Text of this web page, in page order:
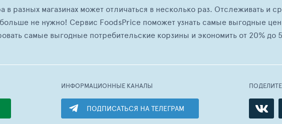
в разных магазинах может отличаться в несколько раз. Отслеживать и
не нужно! Сервис FoodsPrice поможет узнать самые выгодные
самые выгодные потребительские корзины и экономить от 20% до
ИНФОРМАЦИОННЫЕ КАНАЛЫ
ПОДПИСАТЬСЯ НА ТЕЛЕГРАМ